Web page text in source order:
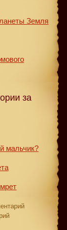
Земля
за
мальчик?